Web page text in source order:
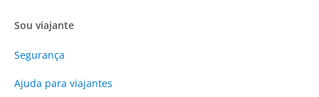
Sou viajante
Segurança
Ajuda para viajantes